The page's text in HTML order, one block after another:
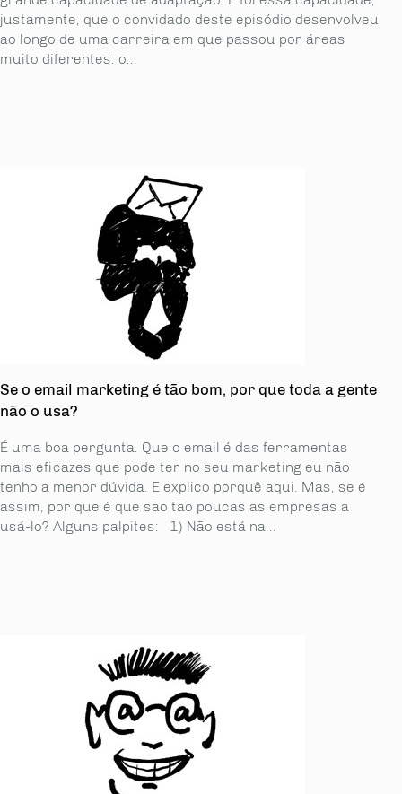
justamente, que o convidado deste episódio desenvolveu
ao longo de uma carreira em que passou por áreas
muito diferentes: o...
Se o email marketing é tão bom, por que toda a gente
não o usa?
É uma boa pergunta. Que o email é das ferramentas
mais eficazes que pode ter no seu marketing eu não
tenho a menor dúvida. E explico porquê aqui. Mas, se é
assim, por que é que são tão poucas as empresas a
usá-lo? Alguns palpites: 1) Não está na...